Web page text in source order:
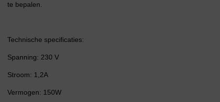
te bepalen.
Technische specificaties:
Spanning: 230 V
Stroom: 1,2A
Vermogen: 150W